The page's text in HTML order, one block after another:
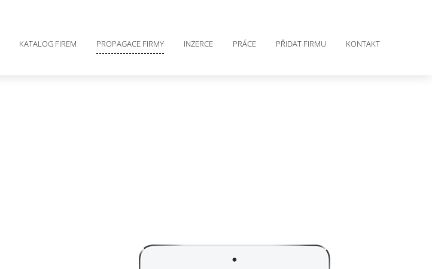
KATALOG FIREM PROPAGACE FIRMY INZERCE PRÁCE PŘIDAT FIRMU KONTAKT